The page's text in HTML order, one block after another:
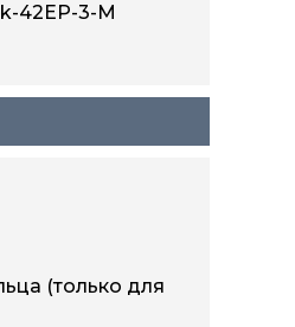
42EP-3-М
(только для